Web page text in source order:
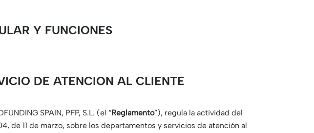
Y FUNCIONES
DE ATENCION AL CLIENTE
SPAIN, PFP, S.L. (el “Reglamento”), regula la actividad del
de 11 de marzo, sobre los departamentos y servicios de atención al